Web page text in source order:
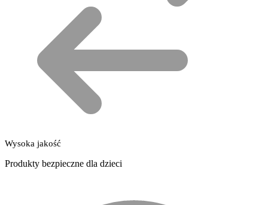
Wysoka jakość
Produkty bezpieczne dla dzieci